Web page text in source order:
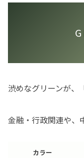
渋めなグリーンが、
金融・行政関連や、
カラー